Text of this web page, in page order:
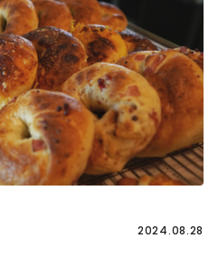
2024.08.28